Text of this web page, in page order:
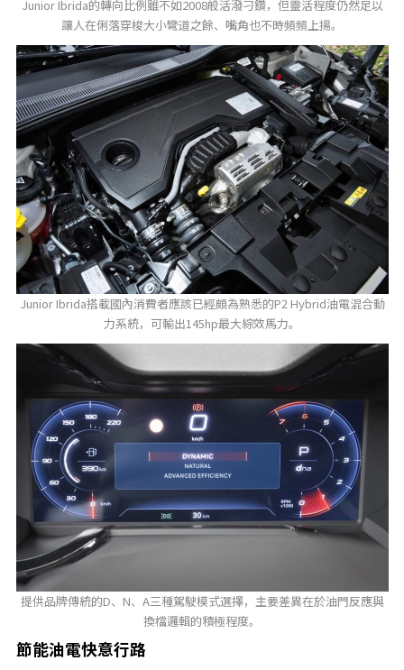
Junior Ibrida的轉向比例雖不如2008般活潑刁鑽，但靈活程度仍然足以
讓人在俐落穿梭大小彎道之餘、嘴角也不時頻頻上揚。
Junior Ibrida搭載國內消費者應該已經頗為熟悉的P2 Hybrid油電混合動
力系統，可輸出145hp最大綜效馬力。
提供品牌傳統的D、N、A三種駕駛模式選擇，主要差異在於油門反應與
換檔邏輯的積極程度。
節能油電快意行路